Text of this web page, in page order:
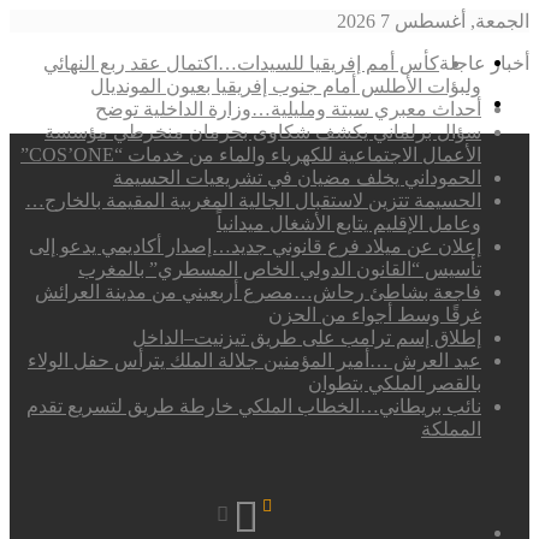
الجمعة, أغسطس 7 2026
أخبار عاجلةكأس أمم إفريقيا للسيدات…اكتمال عقد ربع النهائي
ولبؤات الأطلس أمام جنوب إفريقيا بعيون المونديال
أحداث معبري سبتة ومليلية…وزارة الداخلية توضح
سؤال برلماني يكشف شكاوى بحرمان منخرطي مؤسسة
الأعمال الاجتماعية للكهرباء والماء من خدمات “COS’ONE”
الحموداني يخلف مضيان في تشريعيات الحسيمة
الحسيمة تتزين لاستقبال الجالية المغربية المقيمة بالخارج…
وعامل الإقليم يتابع الأشغال ميدانياً
إعلان عن ميلاد فرع قانوني جديد…إصدار أكاديمي يدعو إلى
تأسيس “القانون الدولي الخاص المسطري” بالمغرب
فاجعة بشاطئ رحاش…مصرع أربعيني من مدينة العرائش
غرقًا وسط أجواء من الحزن
إطلاق إسم ترامب على طريق تيزنيت–الداخل
عيد العرش …أمير المؤمنين جلالة الملك يترأس حفل الولاء
بالقصر الملكي بتطوان
نائب بريطاني…الخطاب الملكي خارطة طريق لتسريع تقدم
المملكة
القائمة
بحث